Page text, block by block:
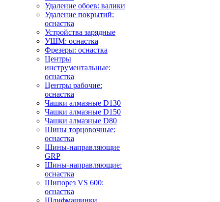
Удаление обоев: валики
Удаление покрытий:
оснастка
Устройства зарядные
УШМ: оснастка
Фрезеры: оснастка
Центры
инструментальные:
оснастка
Центры рабочие:
оснастка
Чашки алмазные D130
Чашки алмазные D150
Чашки алмазные D80
Шины торцовочные:
оснастка
Шины-направляющие
GRP
Шины-направляющие:
оснастка
Шипорез VS 600:
оснастка
Шлифмашинки